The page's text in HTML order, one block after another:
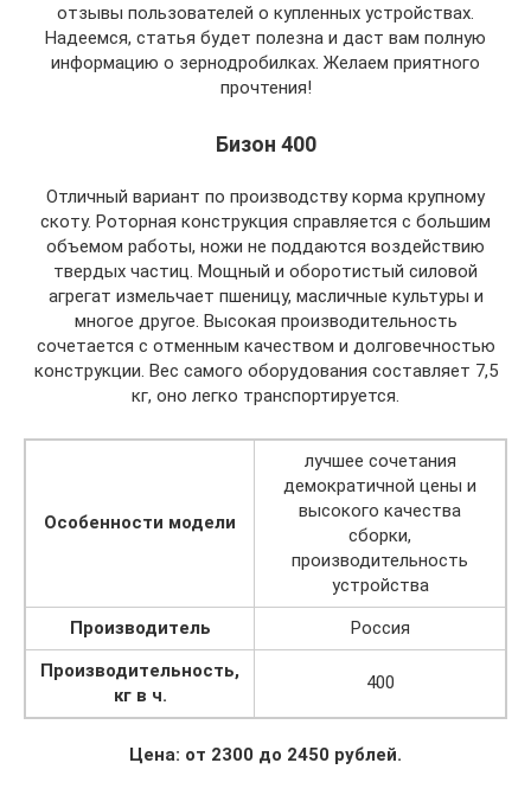
отзывы пользователей о купленных устройствах.
Надеемся, статья будет полезна и даст вам полную
информацию о зернодробилках. Желаем приятного
прочтения!
Бизон 400
Отличный вариант по производству корма крупному
скоту. Роторная конструкция справляется с большим
объемом работы, ножи не поддаются воздействию
твердых частиц. Мощный и оборотистый силовой
агрегат измельчает пшеницу, масличные культуры и
многое другое. Высокая производительность
сочетается с отменным качеством и долговечностью
конструкции. Вес самого оборудования составляет 7,5
кг, оно легко транспортируется.
Особенности модели
лучшее сочетания
демократичной цены и
высокого качества
сборки,
производительность
устройства
Производитель
Россия
Производительность,
кг в ч.
400
Цена: от 2300 до 2450 рублей.